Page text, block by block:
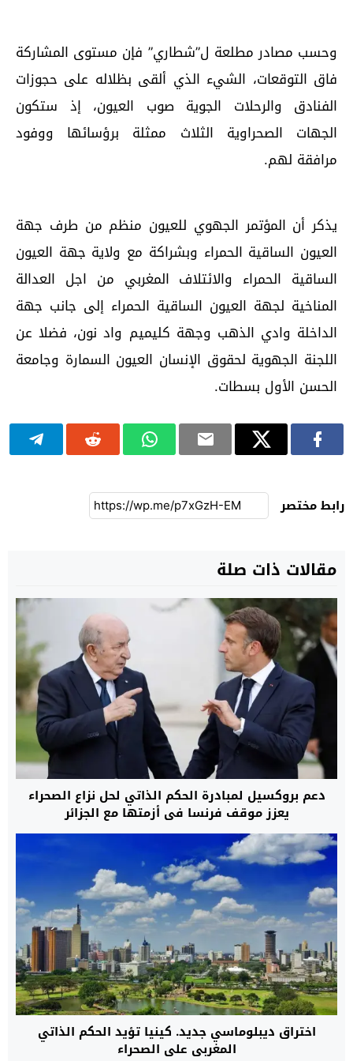
وحسب مصادر مطلعة ل”شطاري” فإن مستوى المشاركة
فاق التوقعات، الشيء الذي ألقى بظلاله على حجوزات
الفنادق والرحلات الجوية صوب العيون، إذ ستكون
الجهات الصحراوية الثلاث ممثلة برؤسائها ووفود
مرافقة لهم.
يذكر أن المؤتمر الجهوي للعيون منظم من طرف جهة
العيون الساقية الحمراء وبشراكة مع ولاية جهة العيون
الساقية الحمراء والائتلاف المغربي من اجل العدالة
المناخية لجهة العيون الساقية الحمراء إلى جانب جهة
الداخلة وادي الذهب وجهة كليميم واد نون، فضلا عن
اللجنة الجهوية لحقوق الإنسان العيون السمارة وجامعة
الحسن الأول بسطات.
رابط مختصر
مقالات ذات صلة
دعم بروكسيل لمبادرة الحكم الذاتي لحل نزاع الصحراء
يعزز موقف فرنسا في أزمتها مع الجزائر
اختراق ديبلوماسي جديد. كينيا تؤيد الحكم الذاتي
المغربي على الصحراء